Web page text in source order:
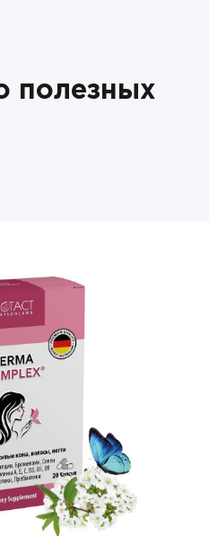
полезных